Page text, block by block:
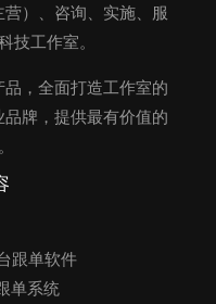
）、咨询、实施、服
技工作室。
，全面打造工作室的
牌，提供最有价值的
跟单软件
单系统